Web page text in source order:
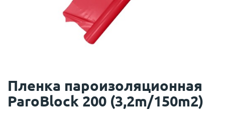
Пленка пароизоляционная
ParoBlock 200 (3,2m/150m2)